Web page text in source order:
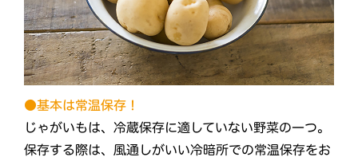
●基本は常温保存！
じゃがいもは、冷蔵保存に適していない野菜の一つ。
保存する際は、風通しがいい冷暗所での常温保存をお